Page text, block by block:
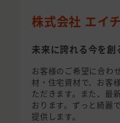
株式会社 エイ
未来に誇れる今を創
お客様のご希望に合わ
材・住宅資材で、お客
ただきます。また、最
おります。ずっと綺麗
提供します。